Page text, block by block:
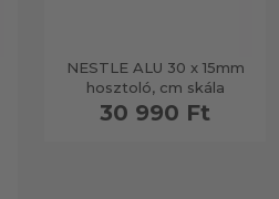
NESTLE ALU 30 x 15mm
hosztoló, cm skála
30 990 Ft